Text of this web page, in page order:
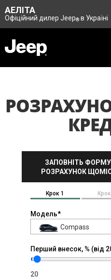
АЕЛІТА
Офіційний дилер Jeep® в Україні